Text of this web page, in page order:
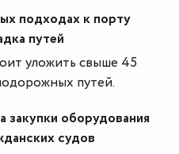
подходах к порту
путей
уложить свыше 45
путей.
оборудования
судов